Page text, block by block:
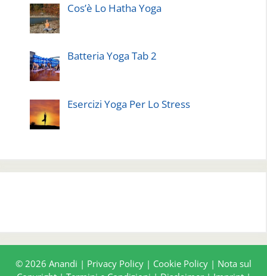
Cos’è Lo Hatha Yoga
Batteria Yoga Tab 2
Esercizi Yoga Per Lo Stress
© 2026 Anandi | Privacy Policy | Cookie Policy | Nota sul